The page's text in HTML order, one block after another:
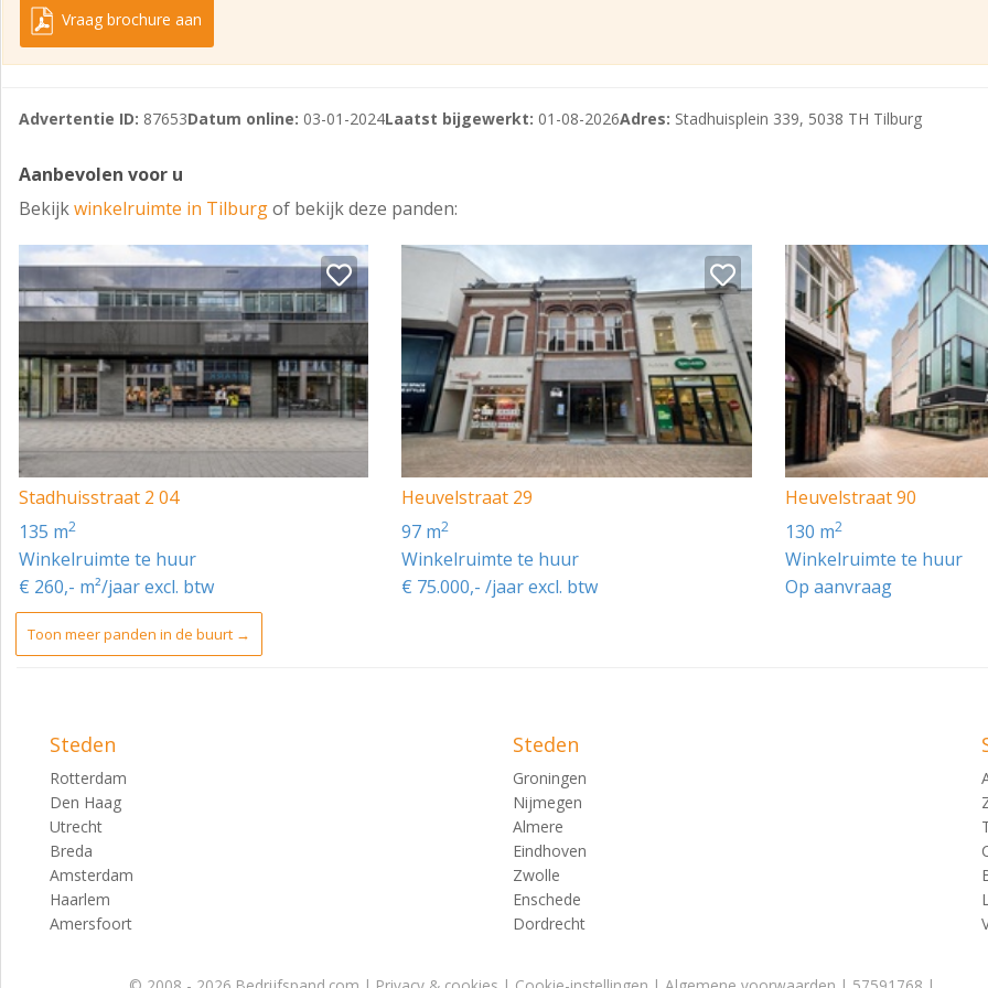
Vraag brochure aan
Advertentie ID: 87653Datum online: 03-01-2024Laatst bijgewerkt: 01-08-2026Adres: Stadhuisplein 339, 5038 TH Tilburg
Aanbevolen voor u
Bekijkwinkelruimte in Tilburgof bekijk deze panden:
Stadhuisstraat 2 04
135 m2
Winkelruimte te huur
€ 260,- m²/jaar excl. btw
Heuvelstraat 29
97 m2
Winkelruimte te huur
€ 75.000,- /jaar excl. btw
Heuvelstraat 90
130 m2
Winkelruimte te huur
Op aanvraag
Toon meer panden in de buurt →
Steden
Rotterdam
Den Haag
Utrecht
Breda
Amsterdam
Haarlem
Amersfoort
Steden
Groningen
Nijmegen
Almere
Eindhoven
Zwolle
Enschede
Dordrecht